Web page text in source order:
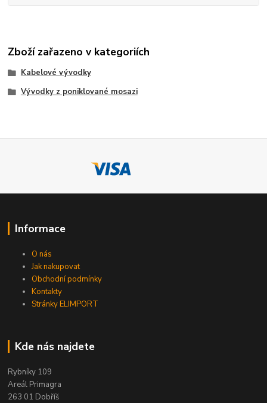
Zboží zařazeno v kategoriích
Kabelové vývodky
Vývodky z poniklované mosazi
Informace
O nás
Jak nakupovat
Obchodní podmínky
Kontakty
Stránky ELIMPORT
Kde nás najdete
Rybníky 109
Areál Primagra
263 01 Dobříš